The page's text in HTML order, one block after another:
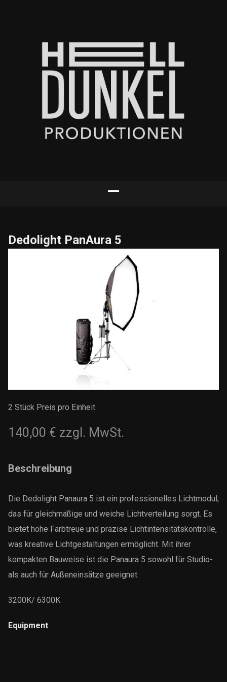
Dedolight PanAura 5
2 Stück Preis pro Einheit
140,00 € zzgl. MwSt.
Beschreibung
Die Dedolight Panaura 5 ist ein professionelles Lichtmodul,
das für gleichmäßige und weiche Lichtverteilung sorgt. Es
bietet hohe Farbtreue und präzise Lichtintensitätskontrolle,
was kreative Lichtgestaltungen ermöglicht. Mit ihrer
kompakten Bauweise ist die Panaura 5 sowohl für Studio-
als auch für Außeneinsätze geeignet.
3200K/ 6300K
Equipment